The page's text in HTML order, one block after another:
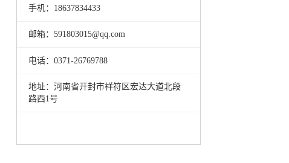
手机：18637834433
邮箱：591803015@qq.com
电话：0371-26769788
地址：河南省开封市祥符区宏达大道北段
路西1号